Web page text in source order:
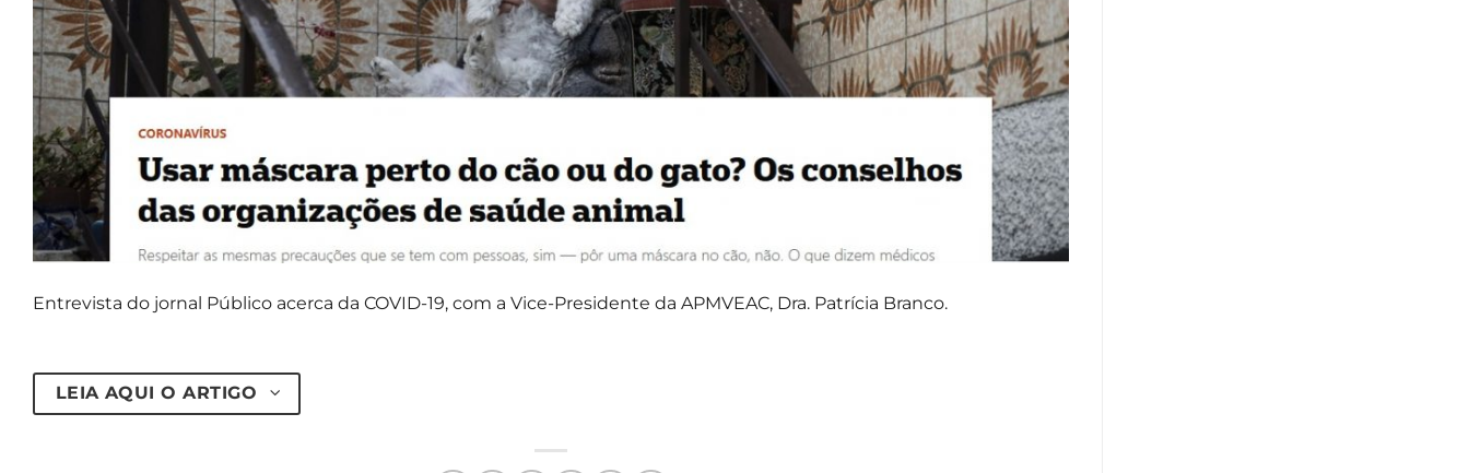
Entrevista do jornal Público acerca da COVID-19, com a Vice-Presidente da APMVEAC, Dra. Patrícia Branco.
LEIA AQUI O ARTIGO